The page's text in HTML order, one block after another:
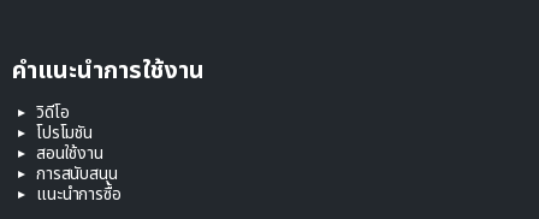
คำแนะนำการใช้งาน
วิดีโอ
โปรโมชัน
สอนใช้งาน
การสนับสนุน
แนะนำการซื้อ